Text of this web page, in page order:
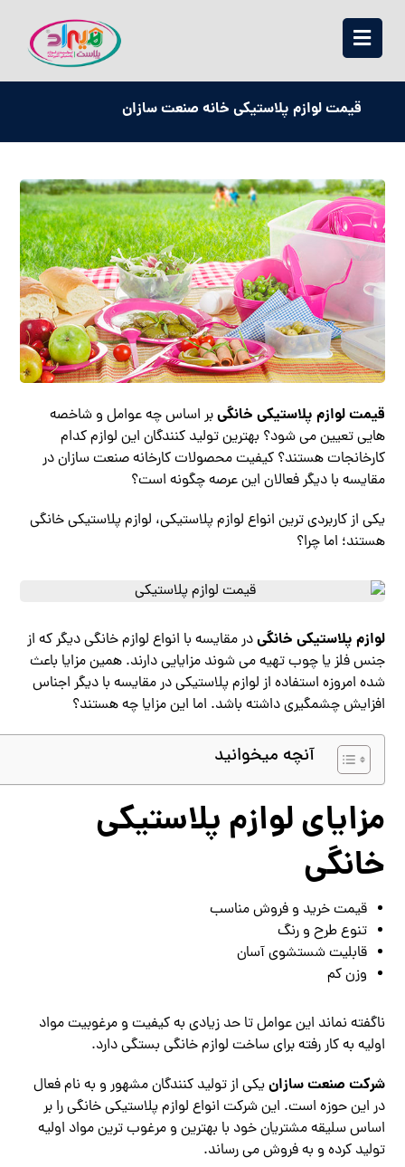
قیمت لوازم پلاستیکی خانه صنعت سازان
قیمت لوازم پلاستیکی خانگیبر اساس چه عوامل و شاخصه
هایی تعیین می شود؟ بهترین تولید کنندگان این لوازم کدام
کارخانجات هستند؟ کیفیت محصولات کارخانه صنعت سازان در
مقایسه با دیگر فعالان این عرصه چگونه است؟
یکی از کاربردی ترین انواع لوازم پلاستیکی، لوازم پلاستیکی خانگی
هستند؛ اما چرا؟
لوازم پلاستیکی خانگیدر مقایسه با انواع لوازم خانگی دیگر که از
جنس فلز یا چوب تهیه می شوند مزایایی دارند. همین مزایا باعث
شده امروزه استفاده از لوازم پلاستیکی در مقایسه با دیگر اجناس
افزایش چشمگیری داشته باشد. اما این مزایا چه هستند؟
آنچه میخوانید
مزایای لوازم پلاستیکی
خانگی
قیمت خرید و فروش مناسب
تنوع طرح و رنگ
قابلیت شستشوی آسان
وزن کم
ناگفته نماند این عوامل تا حد زیادی به کیفیت و مرغوبیت مواد
اولیه به کار رفته برای ساخت لوازم خانگی بستگی دارد.
شرکت صنعت سازانیکی از تولید کنندگان مشهور و به نام فعال
در این حوزه است. این شرکت انواع لوازم پلاستیکی خانگی را بر
اساس سلیقه مشتریان خود با بهترین و مرغوب ترین مواد اولیه
تولید کرده و به فروش می رساند.